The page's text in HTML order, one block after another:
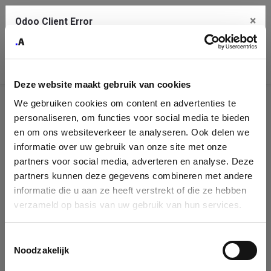
Deze website maakt gebruik van cookies
We gebruiken cookies om content en advertenties te
personaliseren, om functies voor social media te bieden
en om ons websiteverkeer te analyseren. Ook delen we
informatie over uw gebruik van onze site met onze
partners voor social media, adverteren en analyse. Deze
partners kunnen deze gegevens combineren met andere
informatie die u aan ze heeft verstrekt of die ze hebben
verzameld op basis van uw gebruik van hun services.
Noodzakelijk
Company
Identification
Please fill in your company details
You can search a company in our database by name, VAT or
enterprise ID. When a company is selected it will auto-complete the
form. If you don't find your company in our database, you can create
Odoo Client Error ×
service.
See details
Ok